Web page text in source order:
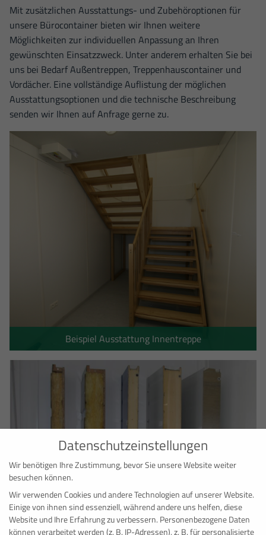
Mit zusätzlichen Ausstattungs- und Zubehöroptionen für
unsere Bürocontainer bieten wir Ihnen weitere
Möglichkeiten zur individuellen Anpassung an Ihren
gewünschten Einsatzzweck. Unter anderem erhalten Sie bei
uns bei Bedarf Außentreppen, Treppenhauscontainer und
Vordächer. Eine vollständige Auflistung der möglichen
Ausstattungsoptionen und die technische Beschreibung
senden wir Ihnen auf Anfrage gerne zu.
Beispiel Ausstattung Innentreppe
Datenschutzeinstellungen
Wir benötigen Ihre Zustimmung, bevor Sie unsere Website weiter
besuchen können.
Wir verwenden Cookies und andere Technologien auf unserer Website.
Einige von ihnen sind essenziell, während andere uns helfen, diese
Website und Ihre Erfahrung zu verbessern. Personenbezogene Daten
können verarbeitet werden (z. B. IP-Adressen), z. B. für personalisierte